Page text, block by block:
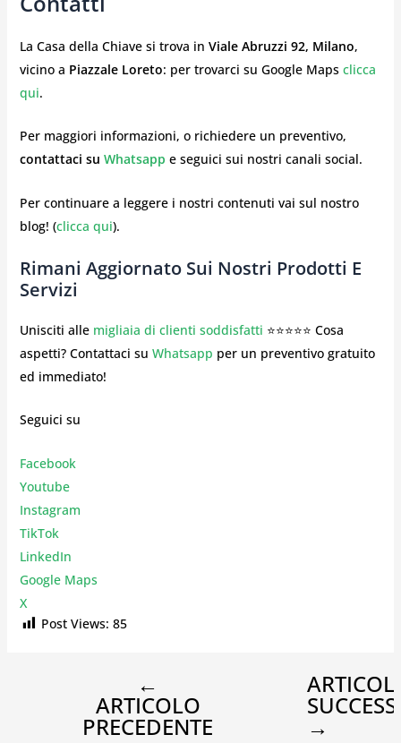
La Casa della Chiave si trova in Viale Abruzzi 92, Milano,
vicino a Piazzale Loreto: per trovarci su Google Maps clicca
qui.
Per maggiori informazioni, o richiedere un preventivo,
contattaci su Whatsapp e seguici sui nostri canali social.
Per continuare a leggere i nostri contenuti vai sul nostro
blog! (clicca qui).
Rimani Aggiornato Sui Nostri Prodotti E
Servizi
Unisciti alle migliaia di clienti soddisfatti ⭐⭐⭐⭐⭐ Cosa
aspetti? Contattaci su Whatsapp per un preventivo gratuito
ed immediato!
Seguici su
Facebook
Youtube
Instagram
TikTok
LinkedIn
Google Maps
X
Post Views: 85
←
ARTICOLO
PRECEDENTE →